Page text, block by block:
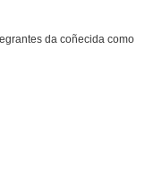
da coñecida como